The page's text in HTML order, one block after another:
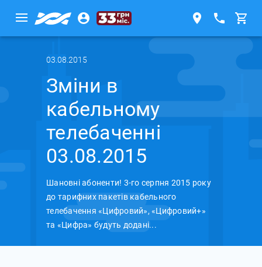
03.08.2015
Зміни в
кабельному
телебаченні
03.08.2015
Шановні абоненти! 3-го серпня 2015 року
до тарифних пакетів кабельного
телебачення «Цифровий», «Цифровий+»
та «Цифра» будуть додані...